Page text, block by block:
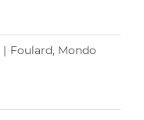
| Foulard, Mondo